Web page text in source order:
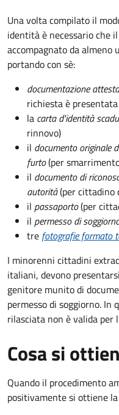
Una volta compilato il
identità è necessario che
accompagnato da
portando con sè:
documentazione
richiesta è
la carta d'identità
rinnovo)
il documento originale
furto(per
il documento di
autorità(per cittadino
il passaporto(per
il permesso di
tre fotografie formato
I minorenni cittadini
italiani, devono
genitore munito di
permesso di soggiorno. In
rilasciata non è valida per
Cosa si
Quando il procedimento
positivamente si ottiene